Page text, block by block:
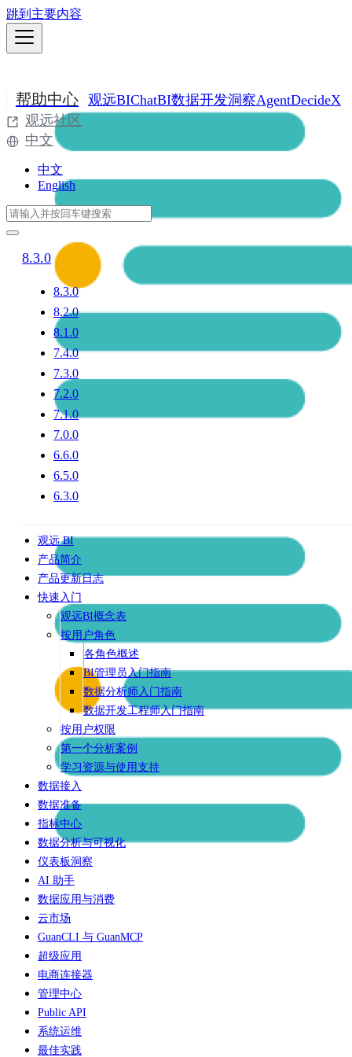
跳到主要内容
帮助中心 观远BIChatBI数据开发洞察AgentDecideX
观远社区
中文
中文
English
8.3.0
8.3.0
8.2.0
8.1.0
7.4.0
7.3.0
7.2.0
7.1.0
7.0.0
6.6.0
6.5.0
6.3.0
观远 BI
产品简介
产品更新日志
快速入门
观远BI概念表
按用户角色
各角色概述
BI管理员入门指南
数据分析师入门指南
数据开发工程师入门指南
按用户权限
第一个分析案例
学习资源与使用支持
数据接入
数据准备
指标中心
数据分析与可视化
仪表板洞察
AI 助手
数据应用与消费
云市场
GuanCLI 与 GuanMCP
超级应用
电商连接器
管理中心
Public API
系统运维
最佳实践